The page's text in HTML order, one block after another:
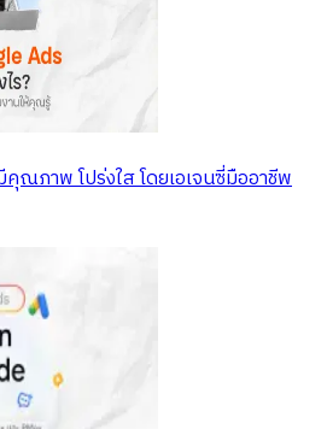
ณภาพ โปร่งใส โดยเอเจนซี่มืออาชีพ